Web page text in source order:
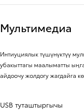
Мультимедиа
Интиуциялык түшүнүктүү
убакыттагы маалыматты
айдоочу жолдогу жагдайга
USB туташтыргычы